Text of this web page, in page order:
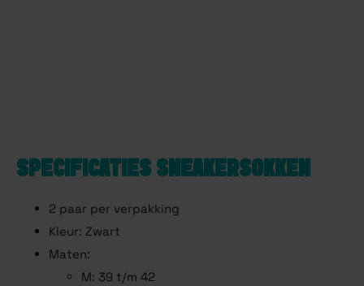
SPECIFICATIES SNEAKERSOKKEN
2 paar per verpakking
Kleur: Zwart
Maten:
M: 39 t/m 42